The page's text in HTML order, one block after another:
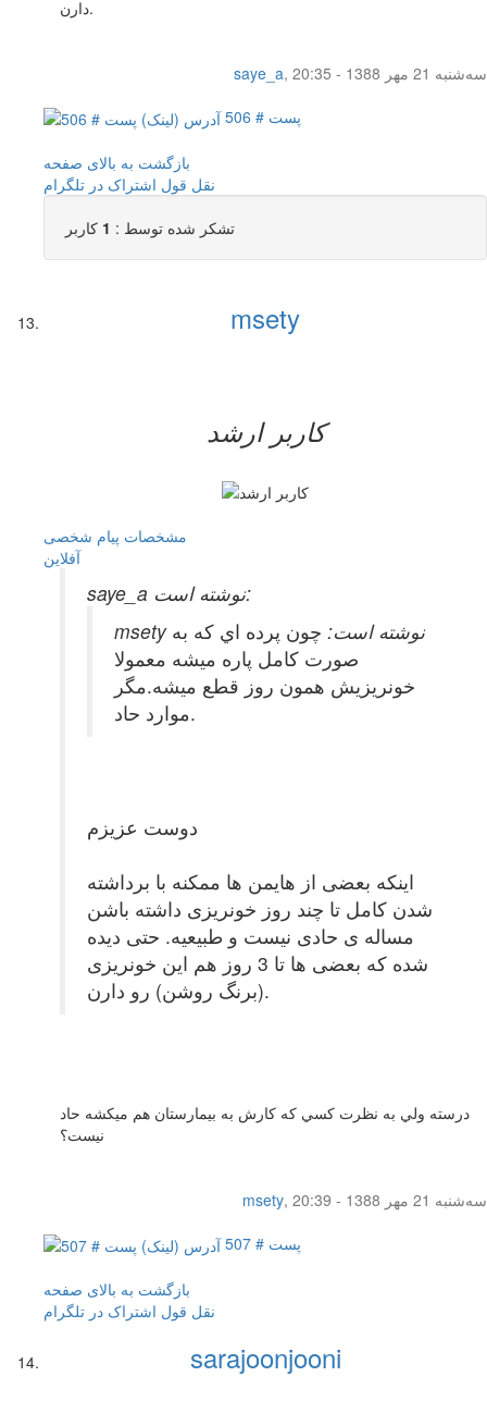
دارن.
saye_a,
سه‌شنبه 21 مهر 1388 - 20:35
پست # 506
بازگشت به بالای صفحه
نقل قول اشتراک در تلگرام
تشکر شده توسط : 1 کاربر
msety
کاربر ارشد
مشخصات پیام شخصی
آفلاين
saye_a نوشته است:
msety نوشته است: چون پرده اي كه به
صورت كامل پاره ميشه معمولا
خونريزيش همون روز قطع ميشه.مگر
موارد حاد.
دوست عزیزم
اینکه بعضی از هایمن ها ممکنه با برداشته
شدن کامل تا چند روز خونریزی داشته باشن
مساله ی حادی نیست و طبیعیه. حتی دیده
شده که بعضی ها تا 3 روز هم این خونریزی
(برنگ روشن) رو دارن.
درسته ولي به نظرت كسي كه كارش به بيمارستان هم ميكشه حاد
نيست؟
msety,
سه‌شنبه 21 مهر 1388 - 20:39
پست # 507
بازگشت به بالای صفحه
نقل قول اشتراک در تلگرام
sarajoonjooni